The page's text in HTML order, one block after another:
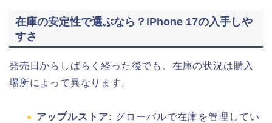
在庫の安定性で選ぶなら？iPhone 17の入手しや
すさ
発売日からしばらく経った後でも、在庫の状況は購入
場所によって異なります。
アップルストア: グローバルで在庫を管理してい